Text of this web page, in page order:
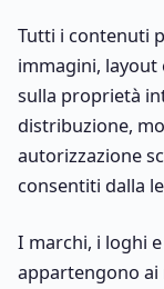
Tutti i contenuti
immagini,
sulla proprietà
distribuzione,
autorizzazione
consentiti dalla
I marchi, i loghi
appartengono